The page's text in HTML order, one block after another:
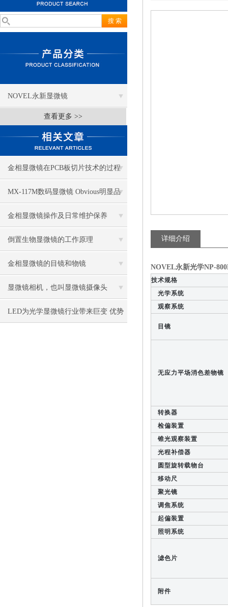
NOVEL永新显微镜
查看更多 >>
金相显微镜在PCB板切片技术的过程
控制中的作用
MX-117M数码显微镜 Obvious明显品
牌值得推荐
金相显微镜操作及日常维护保养
倒置生物显微镜的工作原理
金相显微镜的目镜和物镜
显微镜相机，也叫显微镜摄像头
LED为光学显微镜行业带来巨变 优势
详细介绍
NOVEL永新光学NP-
技术规格
光学系统
观察系统
目镜
无应力平场消色差物镜
转换器
检偏装置
锥光观察装置
光程补偿器
圆型旋转载物台
移动尺
聚光镜
调焦系统
起偏装置
照明系统
滤色片
附件